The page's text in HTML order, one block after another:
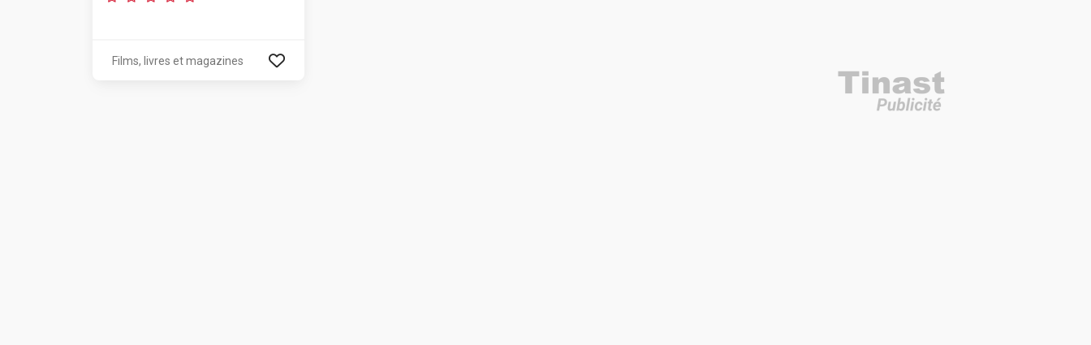
Films, livres et magazines